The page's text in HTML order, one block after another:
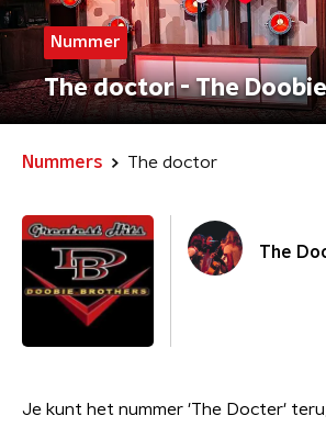
Nummer
The doctor - The
Nummers The doctor
The
Je kunt het nummer 'The Docter'